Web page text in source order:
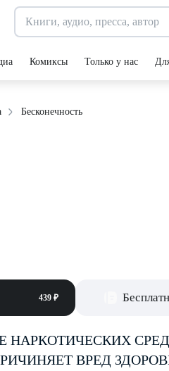
Комиксы Только у нас
Бесконечность
439 ₽
НАРКОТИЧЕСКИХ
ВРЕД